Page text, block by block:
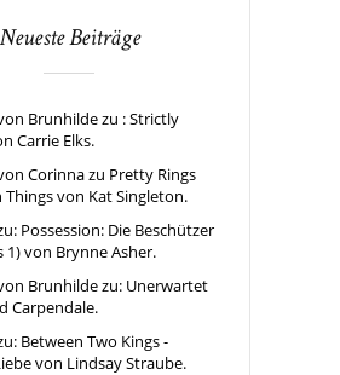
Neueste Beiträge
Brunhilde zu : Strictly
Carrie Elks.
Corinna zu Pretty Rings
von Kat Singleton.
Possession: Die Beschützer
1) von Brynne Asher.
Brunhilde zu: Unerwartet
Carpendale.
Between Two Kings -
von Lindsay Straube.